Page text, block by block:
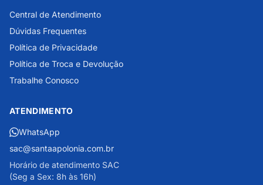
Central de Atendimento
Dúvidas Frequentes
Política de Privacidade
Política de Troca e Devolução
Trabalhe Conosco
ATENDIMENTO
WhatsApp
sac@santaapolonia.com.br
Horário de atendimento SAC
(Seg a Sex: 8h às 16h)